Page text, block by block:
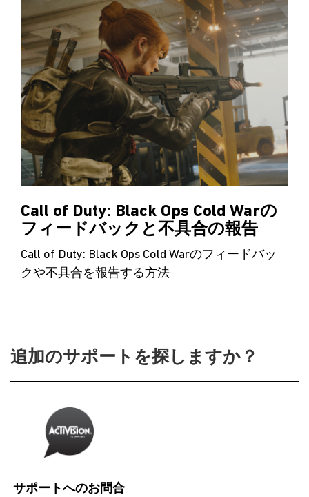
Call of Duty: Black Ops Cold Warの
フィードバックと不具合の報告
Call of Duty: Black Ops Cold Warのフィードバッ
クや不具合を報告する方法
追加のサポートを探しますか？
サポートへのお問合